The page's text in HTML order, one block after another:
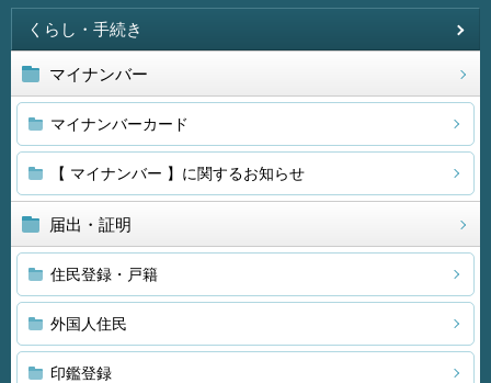
くらし・手続き
マイナンバー
マイナンバーカード
【 マイナンバー 】に関するお知らせ
届出・証明
住民登録・戸籍
外国人住民
印鑑登録